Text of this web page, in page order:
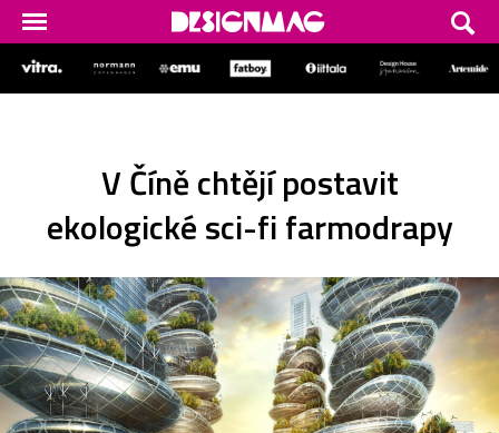
V Číně chtějí postavit
ekologické sci-fi farmodrapy